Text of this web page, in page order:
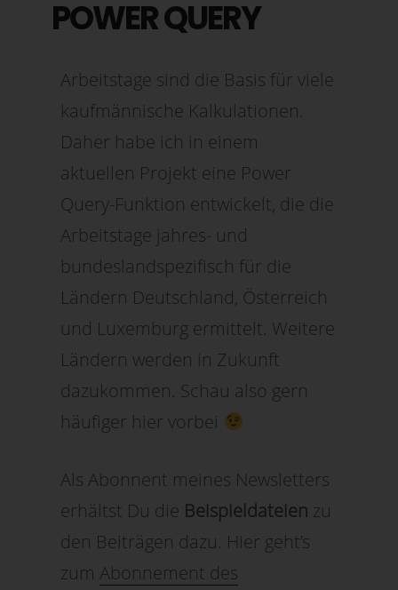
POWER QUERY
Arbeitstage sind die Basis für viele
kaufmännische Kalkulationen.
Daher habe ich in einem
aktuellen Projekt eine Power
Query-Funktion entwickelt, die die
Arbeitstage jahres- und
bundeslandspezifisch für die
Ländern Deutschland, Österreich
und Luxemburg ermittelt. Weitere
Ländern werden in Zukunft
dazukommen. Schau also gern
häufiger hier vorbei
Als Abonnent meines Newsletters
erhältst Du die Beispieldateien zu
den Beiträgen dazu. Hier geht’s
zumAbonnement des